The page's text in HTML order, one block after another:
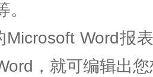
Microsoft Word报
，就可编辑出